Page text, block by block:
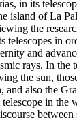
in its
island of La
the
telescopes in
and
rays. In the
the sun,
and also the
in the